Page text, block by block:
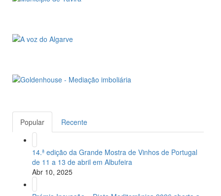
Popular Recente
14.ª edição da Grande Mostra de Vinhos de Portugal
de 11 a 13 de abril em Albufeira
Abr 10, 2025